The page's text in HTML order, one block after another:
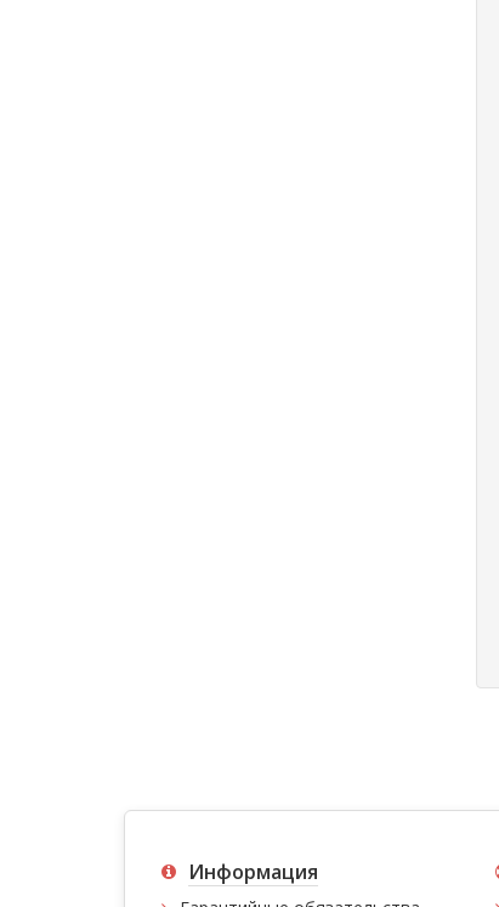
Информация